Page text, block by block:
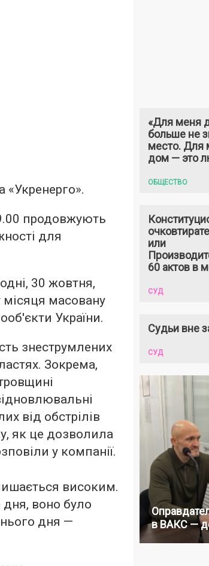
продовжують
для
30 жовтня,
масовану
України.
знеструмлених
Зокрема,
від обстрілів
як це дозволила
у компанії.
високим.
воно було
дня —
«Для меня
больше не
место. Для
дом — это
ОБЩЕСТВО
или
60 актов в
СУД
Судьи вне
СУД
в ВАКС —